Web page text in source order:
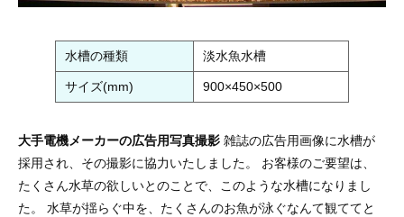
水槽の種類 淡水魚水槽
サイズ(mm) 900×450×500
大手電機メーカーの広告用写真撮影 雑誌の広告用画像に水槽が
採用され、その撮影に協力いたしました。 お客様のご要望は、
たくさん水草の欲しいとのことで、このような水槽になりまし
た。 水草が揺らぐ中を、たくさんのお魚が泳ぐなんて観ててと